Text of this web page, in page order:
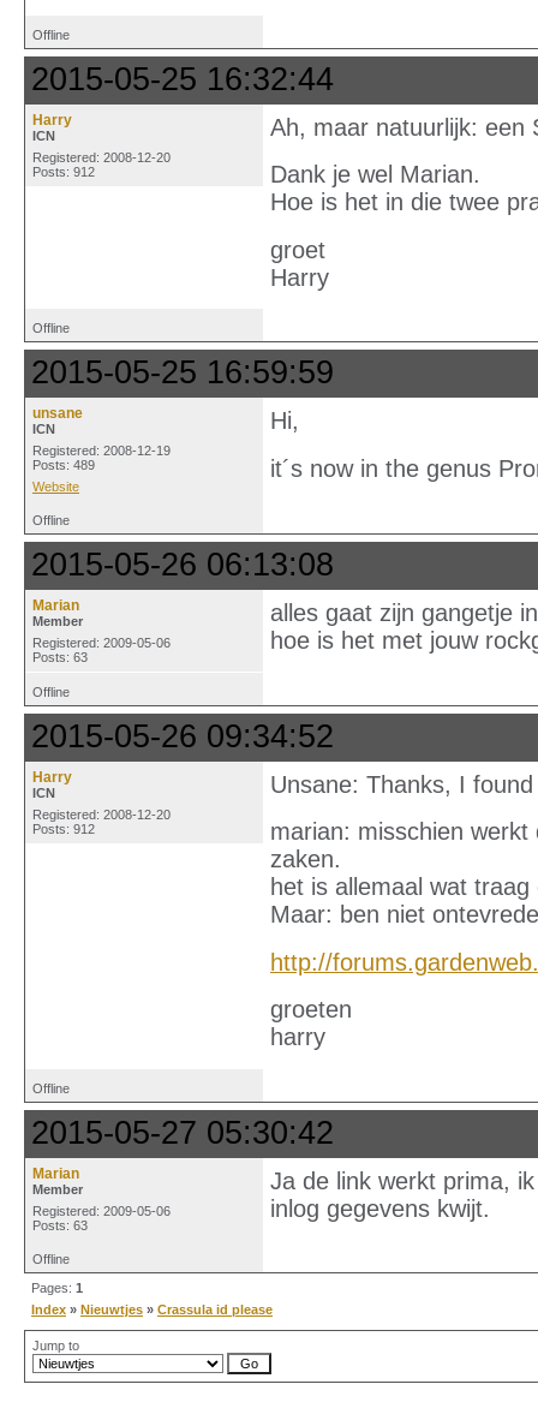
Offline
2015-05-25 16:32:44
Harry
ICN
Registered: 2008-12-20
Posts: 912
Ah, maar natuurlijk: een
Dank je wel Marian.
Hoe is het in die twee
groet
Harry
Offline
2015-05-25 16:59:59
unsane
ICN
Registered: 2008-12-19
Posts: 489
Website
Hi,
it´s now in the genus
Offline
2015-05-26 06:13:08
Marian
Member
Registered: 2009-05-06
Posts: 63
alles gaat zijn gangetje
hoe is het met jouw
Offline
2015-05-26 09:34:52
Harry
ICN
Registered: 2008-12-20
Posts: 912
Unsane: Thanks, I
marian: misschien
zaken.
het is allemaal wat
Maar: ben niet
http://
groeten
harry
Offline
2015-05-27 05:30:42
Marian
Member
Registered: 2009-05-06
Posts: 63
Ja de link werkt prima,
inlog gegevens kwijt.
Offline
Pages: 1
Index » Nieuwtjes » Crassula id please
Jump to